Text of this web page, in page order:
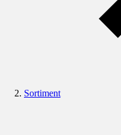
Sortiment